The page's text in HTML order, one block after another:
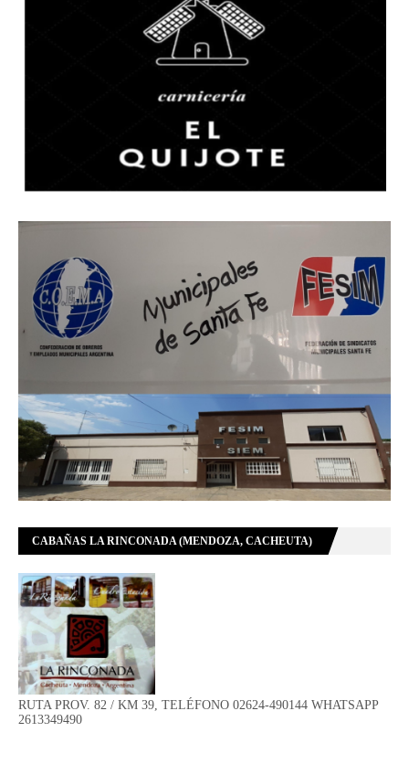
CABAÑAS LA RINCONADA (MENDOZA, CACHEUTA)
RUTA PROV. 82 / KM 39, TELÉFONO 02624-490144 WHATSAPP
2613349490